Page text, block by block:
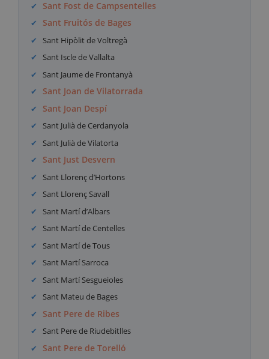
Sant Fost de Campsentelles
Sant Fruitós de Bages
Sant Hipòlit de Voltregà
Sant Iscle de Vallalta
Sant Jaume de Frontanyà
Sant Joan de Vilatorrada
Sant Joan Despí
Sant Julià de Cerdanyola
Sant Julià de Vilatorta
Sant Just Desvern
Sant Llorenç d’Hortons
Sant Llorenç Savall
Sant Martí d’Albars
Sant Martí de Centelles
Sant Martí de Tous
Sant Martí Sarroca
Sant Martí Sesgueioles
Sant Mateu de Bages
Sant Pere de Ribes
Sant Pere de Riudebitlles
Sant Pere de Torelló